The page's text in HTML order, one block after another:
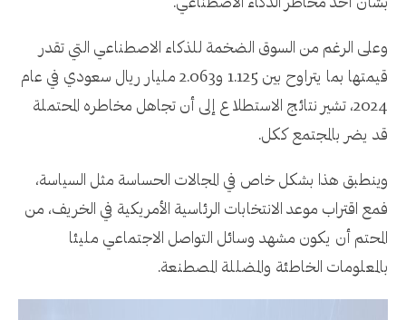
بشأن أحد مخاطر الذكاء الاصطناعي.
وعلى الرغم من السوق الضخمة للذكاء الاصطناعي التي تقدر
قيمتها بما يتراوح بين 1.125 و2.063 مليار ريال سعودي في عام
2024، تشير نتائج الاستطلاع إلى أن تجاهل مخاطره المحتملة
قد يضر بالمجتمع ككل.
وينطبق هذا بشكل خاص في المجالات الحساسة مثل السياسة،
فمع اقتراب موعد الانتخابات الرئاسية الأمريكية في الخريف، من
المحتم أن يكون مشهد وسائل التواصل الاجتماعي مليئا
بالمعلومات الخاطئة والمضللة المصطنعة.